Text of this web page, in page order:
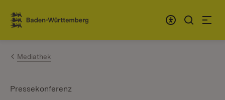
Zum Inhalt springen
Link zur Startseite
Mediathek
Pressekonferenz